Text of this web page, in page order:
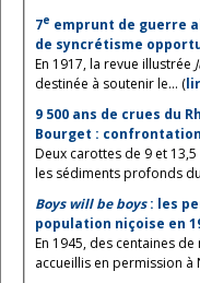
7e emprunt de guerre
de syncrétisme
En 1917, la revue illustrée
destinée à soutenir le... (
9 500 ans de crues du
Bourget :
Deux carottes de 9 et
les sédiments profonds
Boys will be boys: les
population niçoise en
En 1945, des centaines
accueillis en permission à